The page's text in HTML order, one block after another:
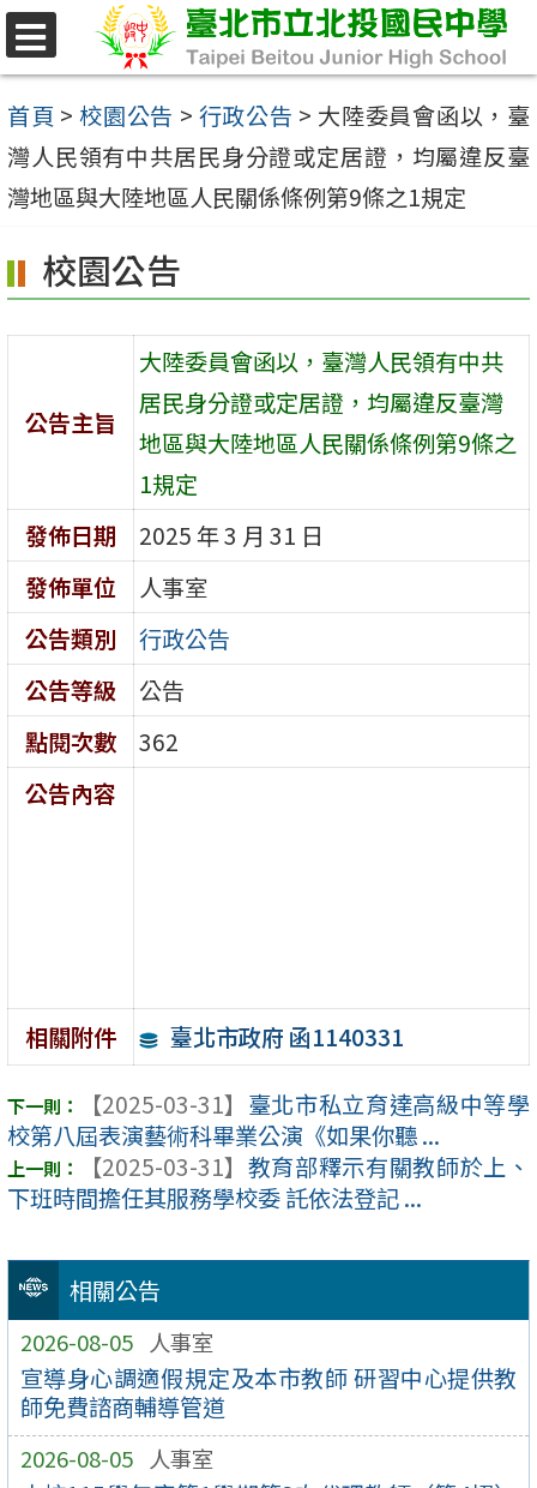
跳
至
主
要
內
區
首頁 > 校園公告 > 行政公告 > 大陸委員會函以，臺
灣人民領有中共居民身分證或定居證，均屬違反臺
灣地區與大陸地區人民關係條例第9條之1規定
相關公告
2026-08-05 人事室
宣導身心調適假規定及本市教師 研習中心提供教
師免費諮商輔導管道
2026-08-05 人事室
校園公告
公告主旨
大陸委員會函以，臺灣人民領有中共
居民身分證或定居證，均屬違反臺灣
地區與大陸地區人民關係條例第9條之
1規定
發佈日期
2025 年 3 月 31 日
發佈單位
人事室
公告類別
行政公告
公告等級
公告
點閱次數
362
公告內容
相關附件 臺北市政府 函1140331
【2025-03-31】 臺北市私立育達高級中等學
校第八屆表演藝術科畢業公演《如果你聽 ...
【2025-03-31】 教育部釋示有關教師於上、
下班時間擔任其服務學校委 託依法登記 ...
選
單